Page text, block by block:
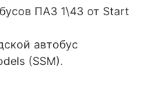
ПАЗ 1\43 от Start
автобус
(SSM).